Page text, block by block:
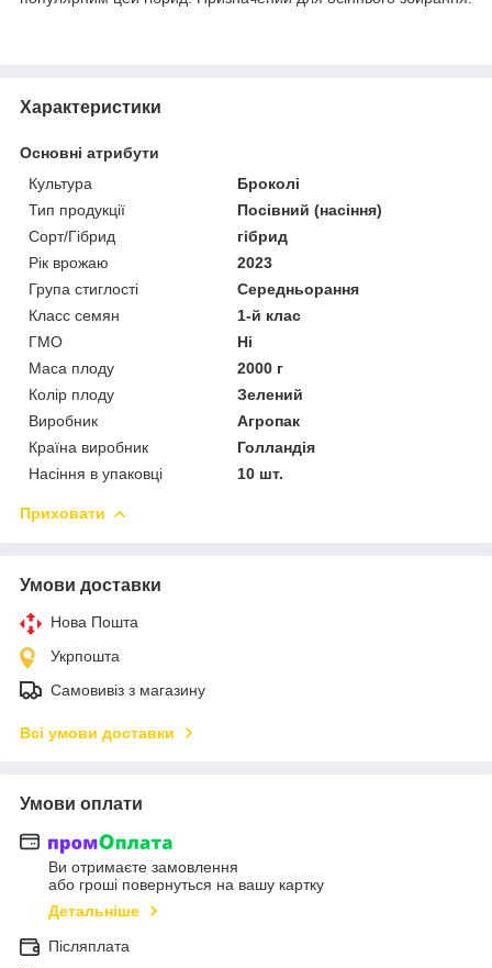
Характеристики
Основні атрибути
Культура
Броколі
Тип продукції
Посівний (насіння)
Сорт/Гібрид
гібрид
Рік врожаю
2023
Група стиглості
Середньорання
Класс семян
1-й клас
ГМО
Ні
Маса плоду
2000 г
Колір плоду
Зелений
Виробник
Агропак
Країна виробник
Голландія
Насіння в упаковці
10 шт.
Приховати
Умови доставки
Нова Пошта
Укрпошта
Самовивіз з магазину
Всі умови доставки
Умови оплати
Ви отримаєте замовлення
або гроші повернуться на вашу картку
Детальніше
Післяплата